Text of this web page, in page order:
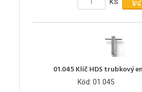
01.045 Klíč HDS trubkový
Kód: 01.045